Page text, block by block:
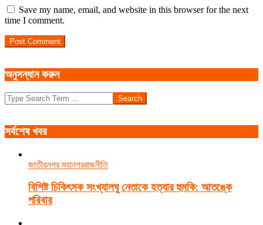
Save my name, email, and website in this browser for the next
time I comment.
অনুসন্ধান করুন
Search
সর্বশেষ খবর
জাতীয়নগর মহানগররাজনীতি
বিশিষ্ট চিকিৎসক সংখ্যালঘু নেতাকে হত্যার হুমকি: আতঙ্কে
পরিবার